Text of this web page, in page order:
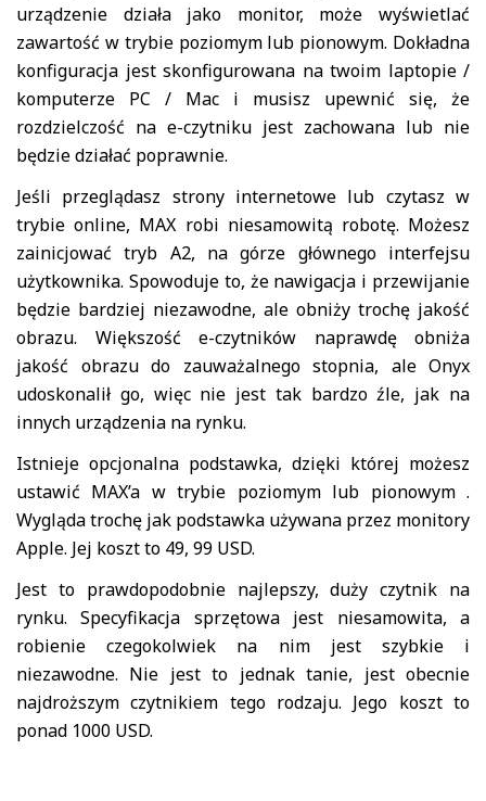
urządzenie działa jako monitor, może wyświetlać
zawartość w trybie poziomym lub pionowym. Dokładna
konfiguracja jest skonfigurowana na twoim laptopie /
komputerze PC / Mac i musisz upewnić się, że
rozdzielczość na e-czytniku jest zachowana lub nie
będzie działać poprawnie.
Jeśli przeglądasz strony internetowe lub czytasz w
trybie online, MAX robi niesamowitą robotę. Możesz
zainicjować tryb A2, na górze głównego interfejsu
użytkownika. Spowoduje to, że nawigacja i przewijanie
będzie bardziej niezawodne, ale obniży trochę jakość
obrazu. Większość e-czytników naprawdę obniża
jakość obrazu do zauważalnego stopnia, ale Onyx
udoskonalił go, więc nie jest tak bardzo źle, jak na
innych urządzenia na rynku.
Istnieje opcjonalna podstawka, dzięki której możesz
ustawić MAX’a w trybie poziomym lub pionowym .
Wygląda trochę jak podstawka używana przez monitory
Apple. Jej koszt to 49, 99 USD.
Jest to prawdopodobnie najlepszy, duży czytnik na
rynku. Specyfikacja sprzętowa jest niesamowita, a
robienie czegokolwiek na nim jest szybkie i
niezawodne. Nie jest to jednak tanie, jest obecnie
najdroższym czytnikiem tego rodzaju. Jego koszt to
ponad 1000 USD.